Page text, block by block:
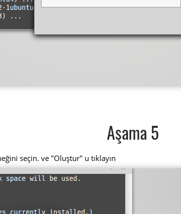
Aşama 5
seçin. ve "Oluştur" u tıklayın